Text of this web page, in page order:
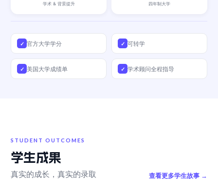
学术 & 背景提升
四年制大学
✓ 官方大学学分 ✓ 可转学
✓ 美国大学成绩单 ✓ 学术顾问全程指导
STUDENT OUTCOMES
学生成果
真实的成长，真实的录取 查看更多学生故事 →